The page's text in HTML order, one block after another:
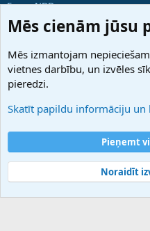
ForumNDD
Domainforum.ro
27.be
Hostmaria
Atbalsts
Palīdzība
Noteikumi un nosacījumi
Privātuma politika
Community platform by XenForo® ©
Mēs cienām jūsu
Mēs izmantojam
vietnes darbību, un izvēles
pieredzi.
Skatīt papildu informāciju un
Pieņemt
Noraidīt